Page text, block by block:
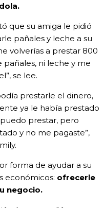
que su amiga le pidió
pañales y leche a su
volverías a prestar 800
pañales, ni leche y me
se lee.
prestarle el dinero,
ya le había prestado
prestar, pero
y no me pagaste”,
forma de ayudar a su
económicos: ofrecerle
negocio.